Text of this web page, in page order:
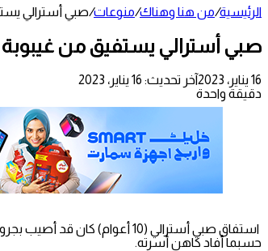
الرئيسية/من هنا وهناك/منوعات/صبي أسترالي
صبي أسترالي يستفيق من
16 يناير، 2023
آخر تحديث: 16 يناير، 2023
دقيقة واحدة
استفاق صبي أسترالي (10
حسبما أفاد كاهن أسرته.